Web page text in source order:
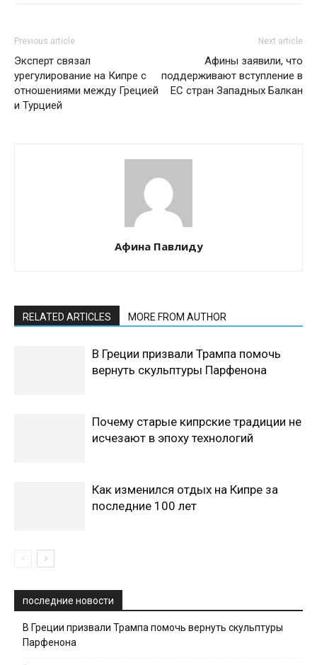
Previous article
Эксперт связал
урегулирование на Кипре с
отношениями между Грецией
и Турцией
Next article
Афины заявили, что
поддерживают вступление в
ЕС стран Западных Балкан
Афина Павлиду
RELATED ARTICLES MORE FROM AUTHOR
В Греции призвали Трампа помочь
вернуть скульптуры Парфенона
Почему старые кипрские традиции не
исчезают в эпоху технологий
Как изменился отдых на Кипре за
последние 100 лет
последние новости
В Греции призвали Трампа помочь вернуть скульптуры
Парфенона